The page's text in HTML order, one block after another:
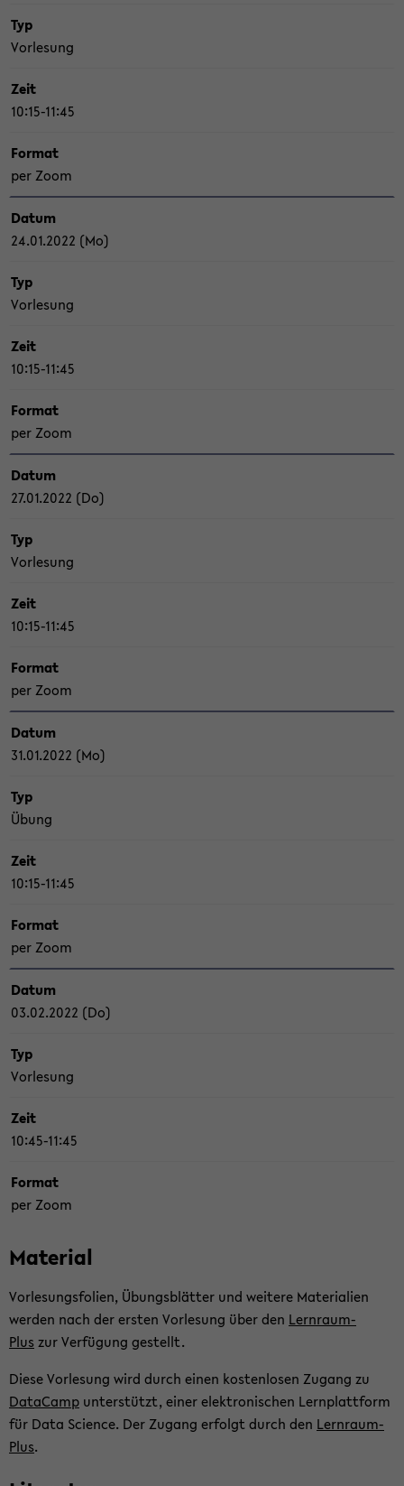
Typ
Vor­le­sung
Zeit
10:15-11:45
For­mat
per Zoom
Datum
24.01.2022 (Mo)
Typ
Vor­le­sung
Zeit
10:15-11:45
For­mat
per Zoom
Datum
27.01.2022 (Do)
Typ
Vor­le­sung
Zeit
10:15-11:45
For­mat
per Zoom
Datum
31.01.2022 (Mo)
Typ
Übung
Zeit
10:15-11:45
For­mat
per Zoom
Datum
03.02.2022 (Do)
Typ
Vor­le­sung
Zeit
10:45-11:45
For­mat
per Zoom
Ma­te­ri­al
Vor­le­sungs­fo­li­en, Übungs­blät­ter und wei­te­re Ma­te­ria­li­en
wer­den nach der ers­ten Vor­le­sung über den Lern­raum­
Plus zur Ver­fü­gung ge­stellt.
Diese Vor­le­sung wird durch einen kos­ten­lo­sen Zu­gang zu
Data­Camp un­ter­stützt, einer elek­tro­ni­schen Lern­platt­form
für Data Sci­ence. Der Zu­gang er­folgt durch den Lern­raum­
Plus.